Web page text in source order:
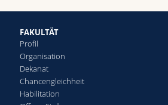
FAKULTÄT
Profil
Organisation
Dekanat
Chancengleichheit
Habilitation